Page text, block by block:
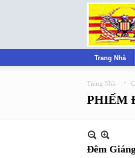
Trang Nhà
Trang Nhà ›
PHIẾM
Đêm